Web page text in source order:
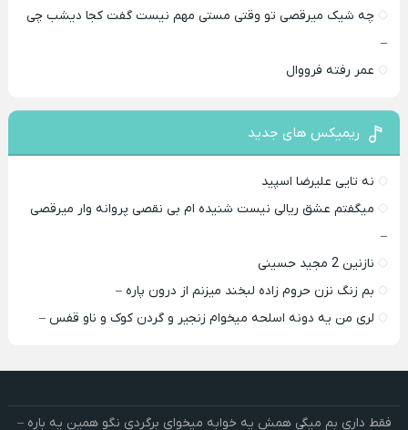
چه شیک میرقصی تو وقتی مستی مهم نیست گفت کجا دیشب چی
–
عمر رفته فرووال
ریمیکس های جدید
نه تایی علیرضا اسپید
میگفتم عشق ریالی نیست شنیده ام بی نقصی پروانه وار میرقصی
–
نازنین 2 مجید حسینی
بم زنگ نزن حروم زاده لبخند میزنم از درون پاره –
لری من یه دونه اسلحه میخوام زﻧﺠﻴﺮ و ﮔﺮدن ﻛﻮک و ﻧﺎو ﻗﻔﺲ –
فقط داری بم میگی همش یه خوابه میخوای برگردی نگو همین یه باره –